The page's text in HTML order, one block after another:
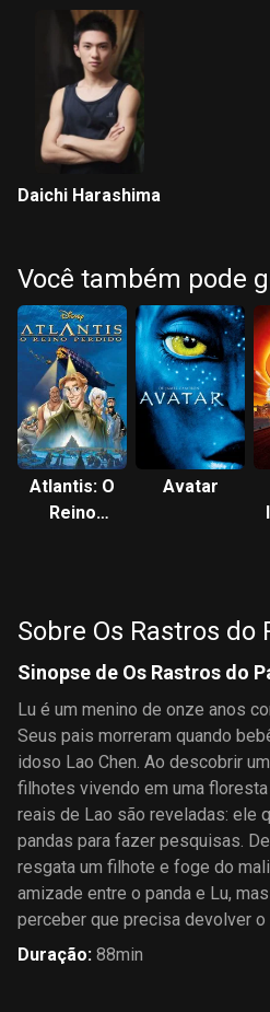
Daichi Harashima
Você também pode
Atlantis: O
Reino
Avatar
Sobre Os Rastros do
Sinopse de Os Rastros do
Lu é um menino de onze anos
Seus pais morreram quando
idoso Lao Chen. Ao descobrir
filhotes vivendo em uma
reais de Lao são reveladas: ele
pandas para fazer pesquisas.
resgata um filhote e foge do
amizade entre o panda e Lu,
perceber que precisa devolver o
Duração: 88min